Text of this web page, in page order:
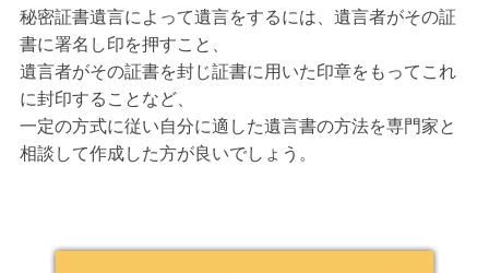
秘密証書遺言によって遺言をするには、遺言者がその証
書に署名し印を押すこと、
遺言者がその証書を封じ証書に用いた印章をもってこれ
に封印することなど、
一定の方式に従い自分に適した遺言書の方法を専門家と
相談して作成した方が良いでしょう。